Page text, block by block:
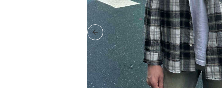
Previous slide